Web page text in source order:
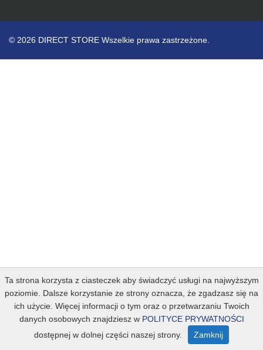
© 2026 DIRECT STORE Wszelkie prawa zastrzeżone.
Ta strona korzysta z ciasteczek aby świadczyć usługi na najwyższym
poziomie. Dalsze korzystanie ze strony oznacza, że zgadzasz się na
ich użycie. Więcej informacji o tym oraz o przetwarzaniu Twoich
danych osobowych znajdziesz w POLITYCE PRYWATNOŚCI
dostępnej w dolnej części naszej strony.
Zamknij